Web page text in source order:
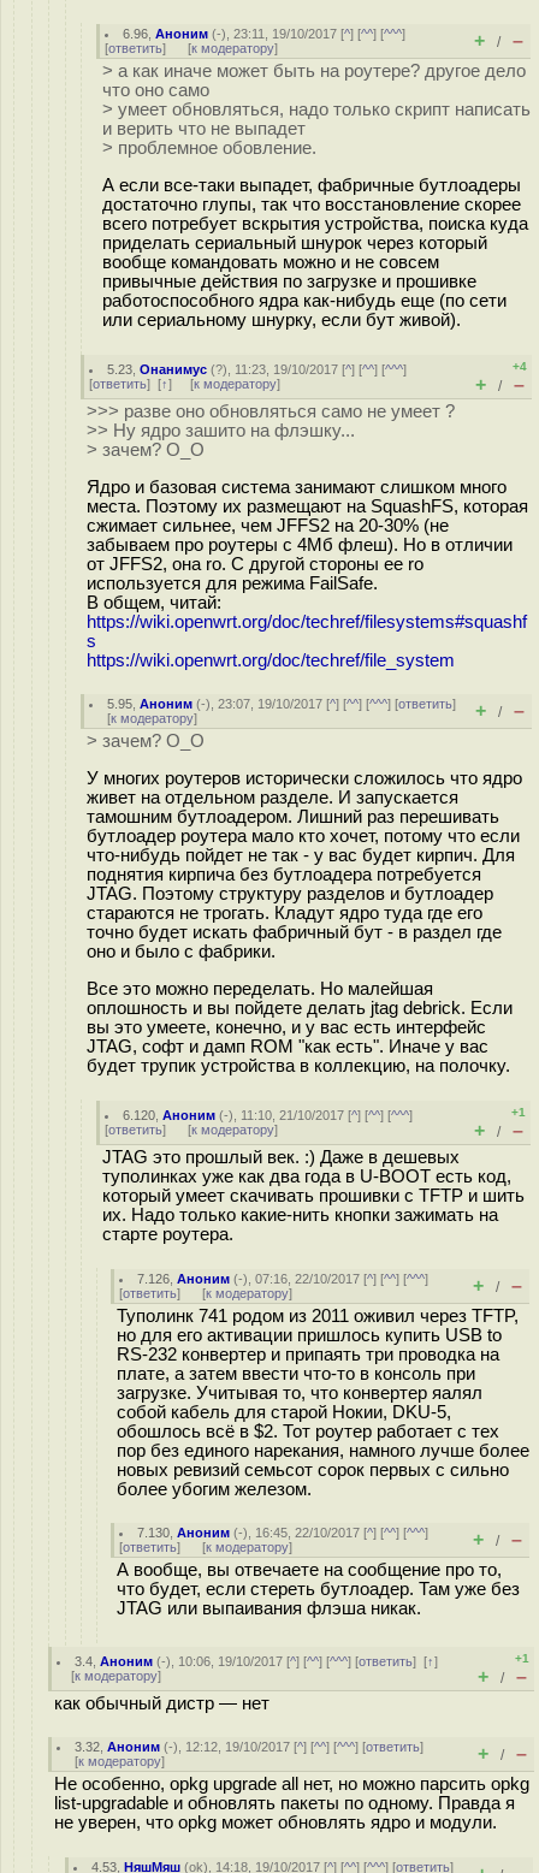
6.96 ,Аноним (-), 23:11, 19/10/2017 [^] [^^] [^^^]
[ответить] [к модератору] + / –
> а как иначе может быть на роутере? другое дело
что оно само
> умеет обновляться, надо только скрипт написать
и верить что не выпадет
> проблемное обовление.
А если все-таки выпадет, фабричные бутлоадеры
достаточно глупы, так что восстановление скорее
всего потребует вскрытия устройства, поиска куда
приделать сериальный шнурок через который
вообще командовать можно и не совсем
привычные действия по загрузке и прошивке
работоспособного ядра как-нибудь еще (по сети
или сериальному шнурку, если бут живой).
5.23 ,Онанимус (?), 11:23, 19/10/2017 [^] [^^] [^^^]
[ответить] [↑] [к модератору]
+4
+ / –
>>> разве оно обновляться само не умеет ?
>> Ну ядро зашито на флэшку...
> зачем? О_О
Ядро и базовая система занимают слишком много
места. Поэтому их размещают на SquashFS, которая
сжимает сильнее, чем JFFS2 на 20-30% (не
забываем про роутеры с 4Мб флеш). Но в отличии
от JFFS2, она ro. С другой стороны ее ro
используется для режима FailSafe.
В общем, читай:
https://wiki.openwrt.org/doc/techref/filesystems#squashf
s
https://wiki.openwrt.org/doc/techref/file_system
5.95 ,Аноним (-), 23:07, 19/10/2017 [^] [^^] [^^^] [ответить]
[к модератору] + / –
> зачем? О_О
У многих роутеров исторически сложилось что ядро
живет на отдельном разделе. И запускается
тамошним бутлоадером. Лишний раз перешивать
бутлоадер роутера мало кто хочет, потому что если
что-нибудь пойдет не так - у вас будет кирпич. Для
поднятия кирпича без бутлоадера потребуется
JTAG. Поэтому структуру разделов и бутлоадер
стараются не трогать. Кладут ядро туда где его
точно будет искать фабричный бут - в раздел где
оно и было с фабрики.
Все это можно переделать. Но малейшая
оплошность и вы пойдете делать jtag debrick. Если
вы это умеете, конечно, и у вас есть интерфейс
JTAG, софт и дамп ROM "как есть". Иначе у вас
будет трупик устройства в коллекцию, на полочку.
6.120 ,Аноним (-), 11:10, 21/10/2017 [^] [^^] [^^^]
[ответить] [к модератору]
+1
+ / –
JTAG это прошлый век. :) Даже в дешевых
туполинках уже как два года в U-BOOT есть код,
который умеет скачивать прошивки с TFTP и шить
их. Надо только какие-нить кнопки зажимать на
старте роутера.
7.126 ,Аноним (-), 07:16, 22/10/2017 [^] [^^] [^^^]
[ответить] [к модератору] + / –
Туполинк 741 родом из 2011 оживил через TFTP,
но для его активации пришлось купить USB to
RS-232 конвертер и припаять три проводка на
плате, а затем ввести что-то в консоль при
загрузке. Учитывая то, что конвертер яалял
собой кабель для старой Нокии, DKU-5,
обошлось всё в $2. Тот роутер работает с тех
пор без единого нарекания, намного лучше более
новых ревизий семьсот сорок первых с сильно
более убогим железом.
7.130 ,Аноним (-), 16:45, 22/10/2017 [^] [^^] [^^^]
[ответить] [к модератору] + / –
А вообще, вы отвечаете на сообщение про то,
что будет, если стереть бутлоадер. Там уже без
JTAG или выпаивания флэша никак.
3.4 ,Аноним (-), 10:06, 19/10/2017 [^] [^^] [^^^] [ответить][↑]
[к модератору]
+1
+ / –
как обычный дистр — нет
3.32 ,Аноним (-), 12:12, 19/10/2017 [^] [^^] [^^^] [ответить]
[к модератору] + / –
Не особенно, opkg upgrade all нет, но можно парсить opkg
list-upgradable и обновлять пакеты по одному. Правда я
не уверен, что opkg может обновлять ядро и модули.
4.53 ,НяшМяш (ok), 14:18, 19/10/2017 [^] [^^] [^^^] [ответить]